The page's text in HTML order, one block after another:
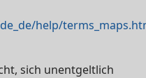
help/
sich unentgeltlich